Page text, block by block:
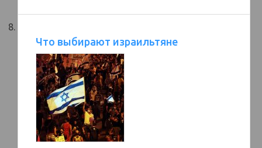
Что выбирают израильтяне